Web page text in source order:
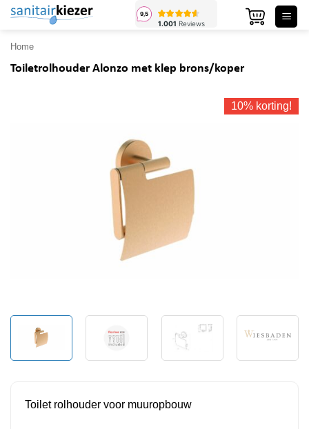
Ga
inhoud
Home
Toiletrolhouder Alonzo met klep brons/koper
10% korting!
Toilet rolhouder voor muuropbouw